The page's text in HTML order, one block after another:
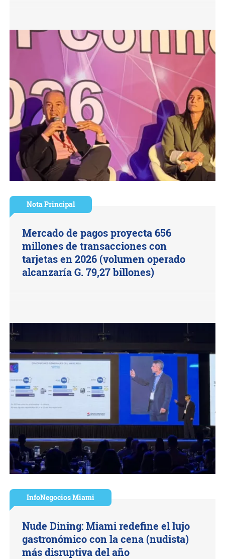
Nota Principal
Mercado de pagos proyecta 656
millones de transacciones con
tarjetas en 2026 (volumen operado
alcanzaría G. 79,27 billones)
InfoNegocios Miami
Nude Dining: Miami redefine el lujo
gastronómico con la cena (nudista)
más disruptiva del año